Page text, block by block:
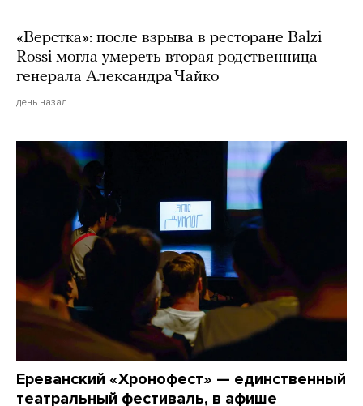
«Верстка»: после взрыва в ресторане Balzi
Rossi могла умереть вторая родственница
генерала Александра Чайко
день назад
Ереванский «Хронофест» — единственный
театральный фестиваль, в афише